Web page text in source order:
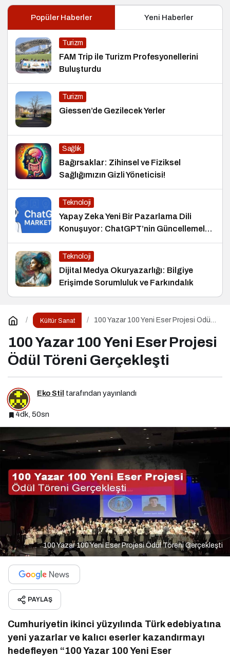
Popüler Haberler Yeni Haberler
Turizm
FAM Trip ile Turizm Profesyonellerini
Buluşturdu
Turizm
Giessen’de Gezilecek Yerler
Sağlık
Bağırsaklar: Zihinsel ve Fiziksel
Sağlığımızın Gizli Yöneticisi!
Teknoloji
Yapay Zeka Yeni Bir Pazarlama Dili
Konuşuyor: ChatGPT’nin Güncellemeleri
ve Markalara Yönelik Fırsatlar
Teknoloji
Dijital Medya Okuryazarlığı: Bilgiye
Erişimde Sorumluluk ve Farkındalık
Kültür Sanat
100 Yazar 100 Yeni Eser Projesi Ödül
100 Yazar 100 Yeni Eser Projesi
Ödül Töreni Gerçekleşti
Eko Stil tarafından yayınlandı
4dk, 50sn
100 Yazar 100 Yeni Eser Projesi Ödül Töreni Gerçekleşti
PAYLAŞ
Cumhuriyetin ikinci yüzyılında Türk edebiyatına
yeni yazarlar ve kalıcı eserler kazandırmayı
hedefleyen “100 Yazar 100 Yeni Eser